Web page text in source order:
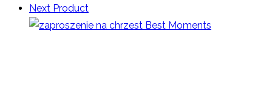
Next Product